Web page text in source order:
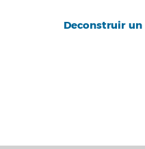
Deconstruir